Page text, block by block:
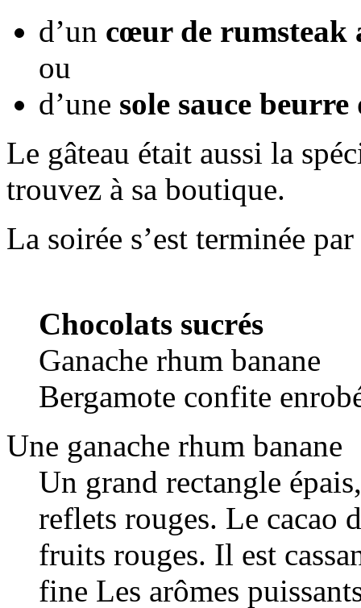
d’un cœur de rumsteak
ou
d’une sole sauce beurre
Le gâteau était aussi la
trouvez à sa boutique.
La soirée s’est terminée
Chocolats sucrés
Ganache rhum banane
Bergamote confite
Une ganache rhum banane
Un grand rectangle
reflets rouges. Le cacao
fruits rouges. Il est
fine Les arômes